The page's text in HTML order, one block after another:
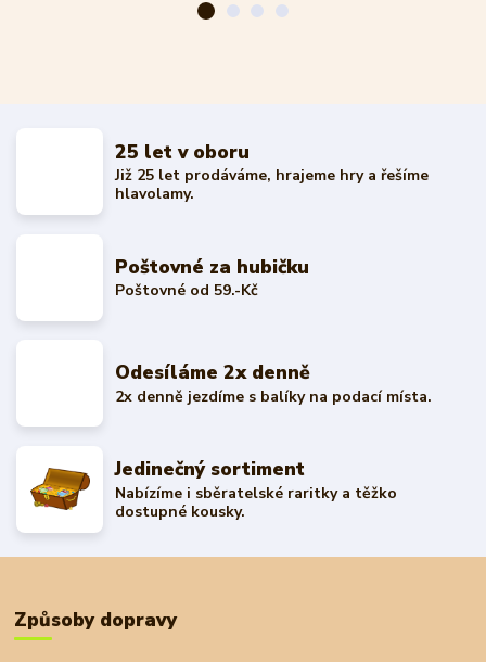
25 let v oboru
Již 25 let prodáváme, hrajeme hry a řešíme
hlavolamy.
Poštovné za hubičku
Poštovné od 59.-Kč
Odesíláme 2x denně
2x denně jezdíme s balíky na podací místa.
Jedinečný sortiment
Nabízíme i sběratelské raritky a těžko
dostupné kousky.
Způsoby dopravy